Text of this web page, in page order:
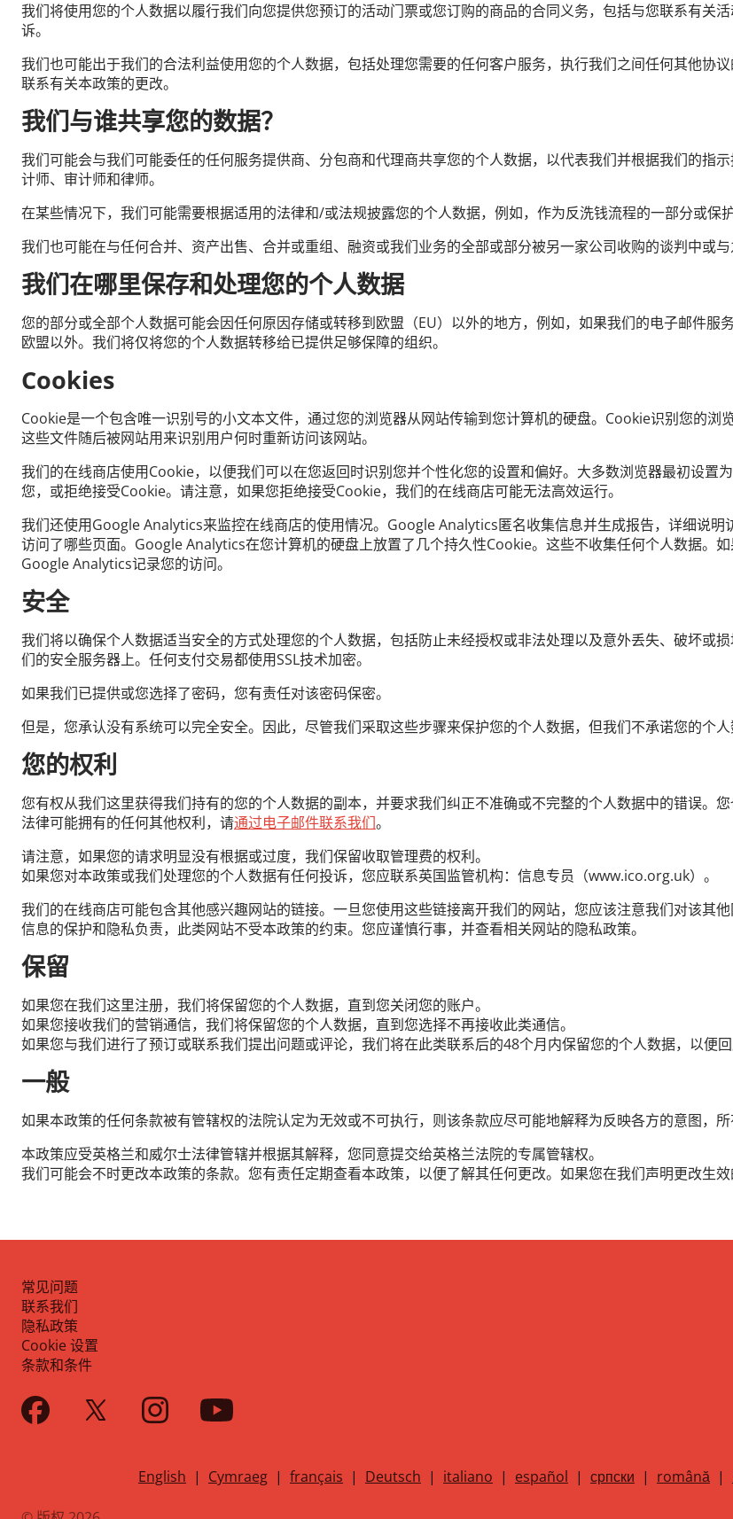
我们将使用您的个人数据以履行我们向您提供您预订的活动门票或您订购的商品的合同义务，包括与您联系有关
诉。
我们也可能出于我们的合法利益使用您的个人数据，包括处理您需要的任何客户服务，执行我们之间任何其他协
联系有关本政策的更改。
我们与谁共享您的数据？
我们可能会与我们可能委任的任何服务提供商、分包商和代理商共享您的个人数据，以代表我们并根据我们的指
计师、审计师和律师。
在某些情况下，我们可能需要根据适用的法律和/或法规披露您的个人数据，例如，作为反洗钱流程的一部分或保
我们也可能在与任何合并、资产出售、合并或重组、融资或我们业务的全部或部分被另一家公司收购的谈判中或与
我们在哪里保存和处理您的个人数据
您的部分或全部个人数据可能会因任何原因存储或转移到欧盟（EU）以外的地方，例如，如果我们的电子邮件
欧盟以外。我们将仅将您的个人数据转移给已提供足够保障的组织。
Cookies
Cookie是一个包含唯一识别号的小文本文件，通过您的浏览器从网站传输到您计算机的硬盘。Cookie识别您的浏
这些文件随后被网站用来识别用户何时重新访问该网站。
我们的在线商店使用Cookie，以便我们可以在您返回时识别您并个性化您的设置和偏好。大多数浏览器最初设置
您，或拒绝接受Cookie。请注意，如果您拒绝接受Cookie，我们的在线商店可能无法高效运行。
我们还使用Google Analytics来监控在线商店的使用情况。Google Analytics匿名收集信息并生成报告，详细说
访问了哪些页面。Google Analytics在您计算机的硬盘上放置了几个持久性Cookie。这些不收集任何个人数据。
Google Analytics记录您的访问。
安全
我们将以确保个人数据适当安全的方式处理您的个人数据，包括防止未经授权或非法处理以及意外丢失、破坏或
们的安全服务器上。任何支付交易都使用SSL技术加密。
如果我们已提供或您选择了密码，您有责任对该密码保密。
但是，您承认没有系统可以完全安全。因此，尽管我们采取这些步骤来保护您的个人数据，但我们不承诺您的个人
您的权利
您有权从我们这里获得我们持有的您的个人数据的副本，并要求我们纠正不准确或不完整的个人数据中的错误。
法律可能拥有的任何其他权利，请通过电子邮件联系我们。
请注意，如果您的请求明显没有根据或过度，我们保留收取管理费的权利。
如果您对本政策或我们处理您的个人数据有任何投诉，您应联系英国监管机构：信息专员（www.ico.org.uk）。
我们的在线商店可能包含其他感兴趣网站的链接。一旦您使用这些链接离开我们的网站，您应该注意我们对该其
信息的保护和隐私负责，此类网站不受本政策的约束。您应谨慎行事，并查看相关网站的隐私政策。
保留
如果您在我们这里注册，我们将保留您的个人数据，直到您关闭您的账户。
如果您接收我们的营销通信，我们将保留您的个人数据，直到您选择不再接收此类通信。
如果您与我们进行了预订或联系我们提出问题或评论，我们将在此类联系后的48个月内保留您的个人数据，以便
一般
如果本政策的任何条款被有管辖权的法院认定为无效或不可执行，则该条款应尽可能地解释为反映各方的意图，所
本政策应受英格兰和威尔士法律管辖并根据其解释，您同意提交给英格兰法院的专属管辖权。
我们可能会不时更改本政策的条款。您有责任定期查看本政策，以便了解其任何更改。如果您在我们声明更改生
常见问题
联系我们
隐私政策
Cookie 设置
条款和条件
English | Cymraeg | français | Deutsch | italiano | español | српски | română |